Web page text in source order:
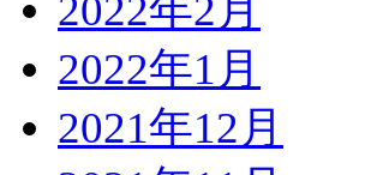
2022年2月
2022年1月
2021年12月